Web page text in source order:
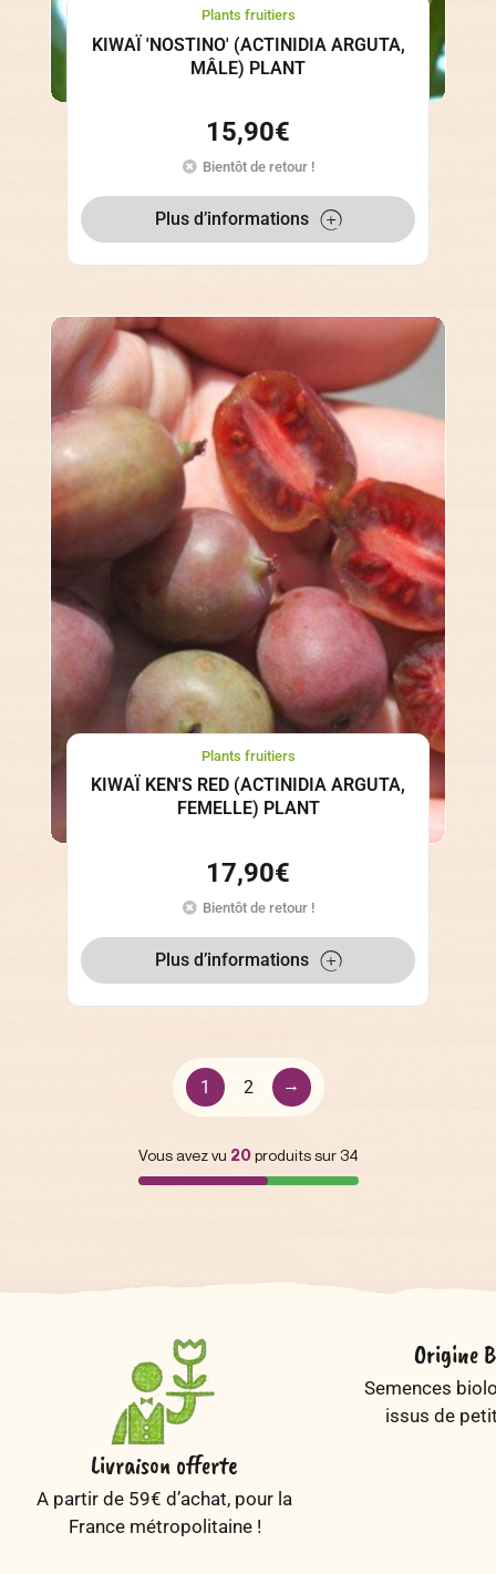
Plants fruitiers
KIWAÏ 'NOSTINO' (ACTINIDIA ARGUTA,
MÂLE) PLANT
15,90€
Bientôt de retour !
Plus d’informations
Plants fruitiers
KIWAÏ KEN'S RED (ACTINIDIA ARGUTA,
FEMELLE) PLANT
17,90€
Bientôt de retour !
Plus d’informations
1 2 →
Vous avez vu 20produits sur 34
Livraison offerte
A partir de 59€ d’achat, pour la
France métropolitaine !
Origine
Semences
issus de